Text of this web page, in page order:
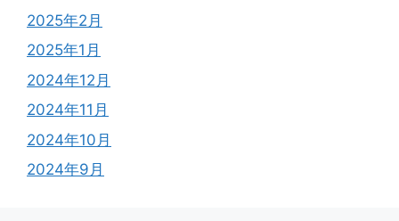
2025年2月
2025年1月
2024年12月
2024年11月
2024年10月
2024年9月